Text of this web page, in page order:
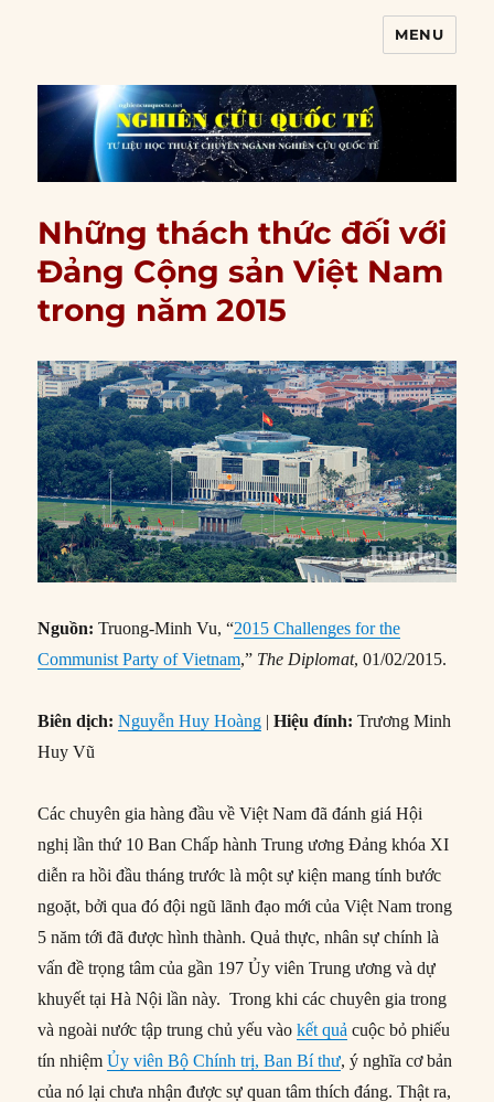
MENU
Những thách thức đối với
Đảng Cộng sản Việt Nam
trong năm 2015
Nguồn: Truong-Minh Vu, “2015 Challenges for the
Communist Party of Vietnam,” The Diplomat, 01/02/2015.
Biên dịch: Nguyễn Huy Hoàng |Hiệu đính: Trương Minh
Huy Vũ
Các chuyên gia hàng đầu về Việt Nam đã đánh giá Hội
nghị lần thứ 10 Ban Chấp hành Trung ương Đảng khóa XI
diễn ra hồi đầu tháng trước là một sự kiện mang tính bước
ngoặt, bởi qua đó đội ngũ lãnh đạo mới của Việt Nam trong
5 năm tới đã được hình thành. Quả thực, nhân sự chính là
vấn đề trọng tâm của gần 197 Ủy viên Trung ương và dự
khuyết tại Hà Nội lần này. Trong khi các chuyên gia trong
và ngoài nước tập trung chủ yếu vàokết quả cuộc bỏ phiếu
tín nhiệmỦy viên Bộ Chính trị, Ban Bí thư, ý nghĩa cơ bản
của nó lại chưa nhận được sự quan tâm thích đáng. Thật ra,